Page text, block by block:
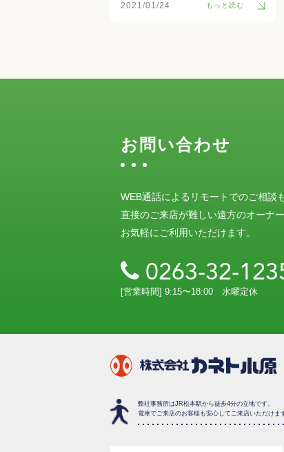
2021/01/24 もっと読む
お問い合わせ
WEB通話によるリモートでのご相談
直接のご来店が難しい遠方のオーナ
お気軽にご利用いただけます。
0263-32-
[営業時間] 9:15〜18:00 水曜定休
弊社事務所はJR松本駅から徒歩4分の立地です。
電車でご来店のお客様も安心してご来店いただけま